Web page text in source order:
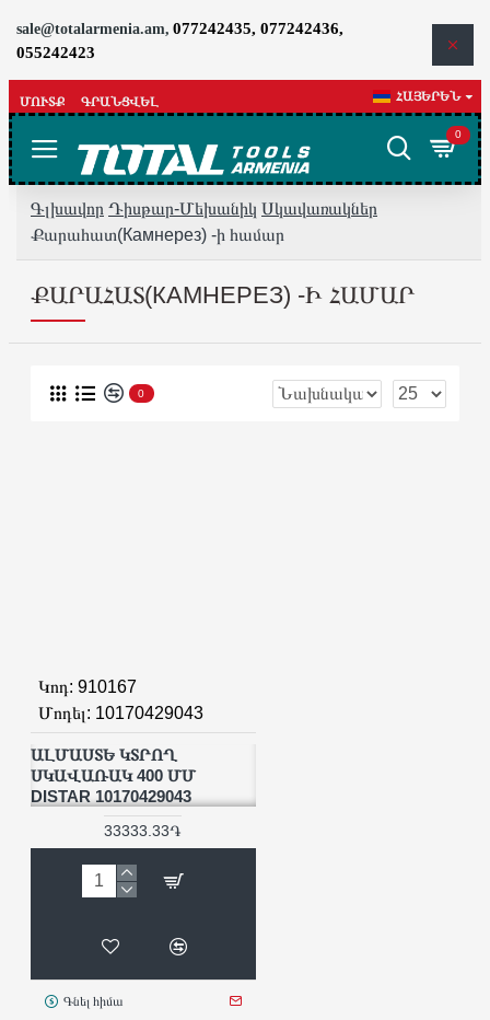
sale@totalarmenia.am, 077242435, 077242436,
055242423
ՄՈՒՏՔ ԳՐԱՆՑՎԵԼ ՀԱՅԵՐԵՆ
0
Գլխավոր Դիսթար-Մեխանիկ Սկավառակներ
Քարահատ(Камнерез) -ի համար
ՔԱՐԱՀԱՏ(КАМНЕРЕЗ) -Ի ՀԱՄԱՐ
0
Կոդ: 910167
Մոդել: 10170429043
ԱԼՄԱՍՏԵ ԿՏՐՈՂ
ՍԿԱՎԱՌԱԿ 400 ՄՄ
DISTAR 10170429043
33333.33֏
Գնել հիմա